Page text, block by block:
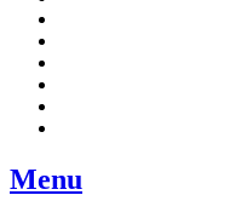
Menu